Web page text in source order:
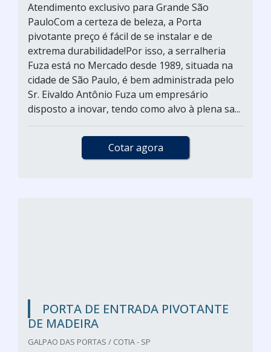
Atendimento exclusivo para Grande São
PauloCom a certeza de beleza, a Porta
pivotante preço é fácil de se instalar e de
extrema durabilidade!Por isso, a serralheria
Fuza está no Mercado desde 1989, situada na
cidade de São Paulo, é bem administrada pelo
Sr. Eivaldo Antônio Fuza um empresário
disposto a inovar, tendo como alvo à plena sa...
Cotar agora
PORTA DE ENTRADA PIVOTANTE
DE MADEIRA
GALPAO DAS PORTAS / COTIA - SP